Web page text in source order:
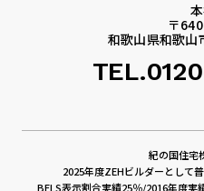
〒
和歌山県和歌山
紀の国住宅
2025年度ZEHビルダーとして
BELS表示割合実績25％/2016年度